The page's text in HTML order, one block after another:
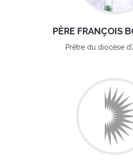
PÈRE FRANÇOIS
Prêtre du diocèse